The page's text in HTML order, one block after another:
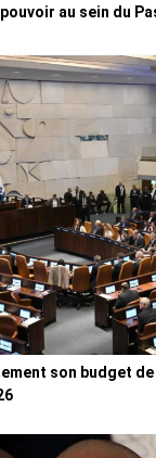
au sein du
son budget